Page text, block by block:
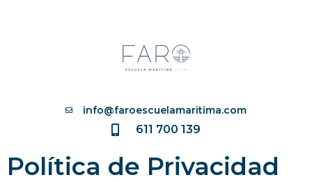
info@faroescuelamaritima.com
611 700 139
Política de Privacidad